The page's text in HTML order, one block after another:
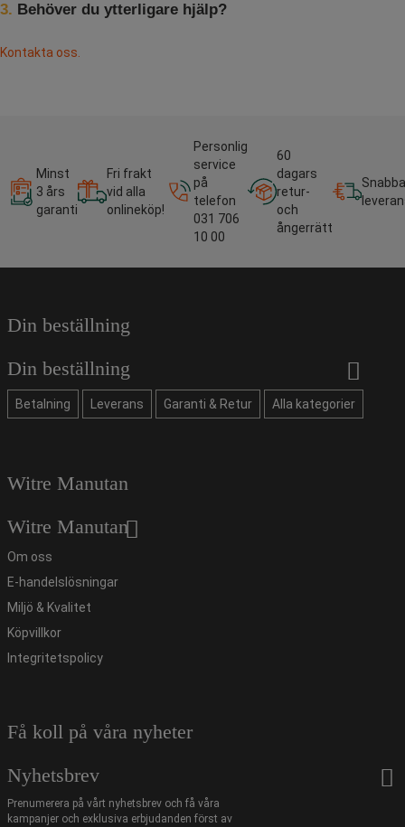
3. Behöver du ytterligare hjälp?
Kontakta oss.
Minst
3 års
garanti
Fri frakt
vid alla
onlineköp!
Personlig
service
på
telefon
031 706
10 00
60
dagars
retur-
och
ångerrätt
Snabba
Din beställning
Din beställning
Betalning Leverans Garanti & Retur Alla kategorier
Witre Manutan
Witre Manutan
Om oss
E-handelslösningar
Miljö & Kvalitet
Köpvillkor
Integritetspolicy
Få koll på våra nyheter
Nyhetsbrev
Prenumerera på vårt nyhetsbrev och få våra
kampanjer och exklusiva erbjudanden först av